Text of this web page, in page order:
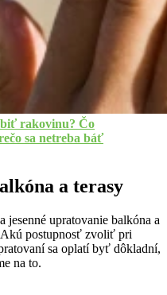
rakovinu? Čo
sa netreba báť
a terasy
upratovanie balkóna a
Akú postupnosť zvoliť pri
sa oplatí byť dôkladní,
na to.